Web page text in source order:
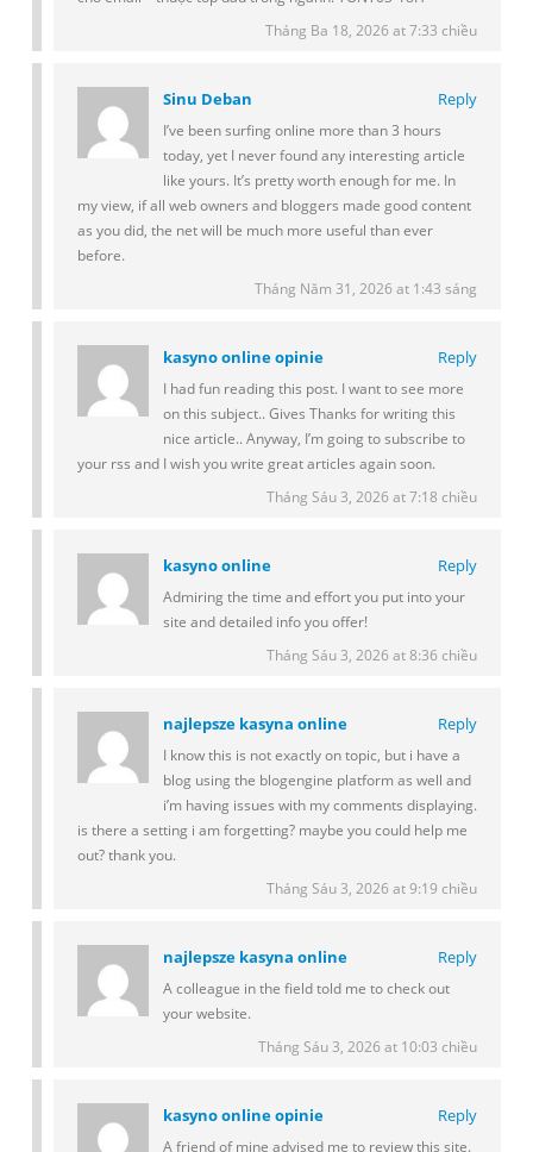
Tháng Ba 18, 2026 at 7:33 chiều
Sinu Deban Reply
I’ve been surfing online more than 3 hours
today, yet I never found any interesting article
like yours. It’s pretty worth enough for me. In
my view, if all web owners and bloggers made good content
as you did, the net will be much more useful than ever
before.
Tháng Năm 31, 2026 at 1:43 sáng
kasyno online opinie Reply
I had fun reading this post. I want to see more
on this subject.. Gives Thanks for writing this
nice article.. Anyway, I’m going to subscribe to
your rss and I wish you write great articles again soon.
Tháng Sáu 3, 2026 at 7:18 chiều
kasyno online Reply
Admiring the time and effort you put into your
site and detailed info you offer!
Tháng Sáu 3, 2026 at 8:36 chiều
najlepsze kasyna online Reply
I know this is not exactly on topic, but i have a
blog using the blogengine platform as well and
i’m having issues with my comments displaying.
is there a setting i am forgetting? maybe you could help me
out? thank you.
Tháng Sáu 3, 2026 at 9:19 chiều
najlepsze kasyna online Reply
A colleague in the field told me to check out
your website.
Tháng Sáu 3, 2026 at 10:03 chiều
kasyno online opinie Reply
A friend of mine advised me to review this site.